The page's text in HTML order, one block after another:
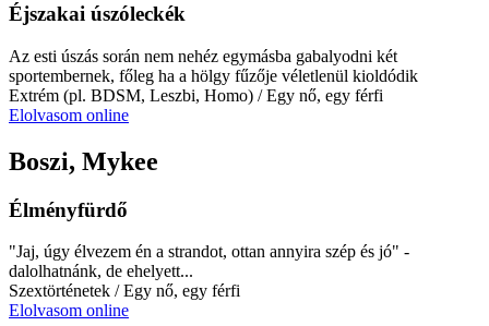
Éjszakai úszóleckék
Az esti úszás során nem nehéz egymásba gabalyodni két
sportembernek, főleg ha a hölgy fűzője véletlenül kioldódik
Extrém (pl. BDSM, Leszbi, Homo) / Egy nő, egy férfi
Elolvasom online
Boszi, Mykee
Élményfürdő
"Jaj, úgy élvezem én a strandot, ottan annyira szép és jó" -
dalolhatnánk, de ehelyett...
Szextörténetek / Egy nő, egy férfi
Elolvasom online